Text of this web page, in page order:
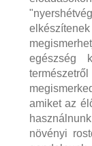
egészség
amiket az
növényi